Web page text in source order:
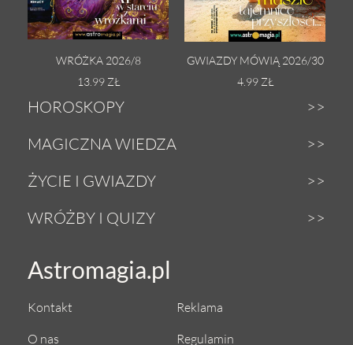
WRÓŻKA 2026/8
13.99 ZŁ
GWIAZDY MÓWIĄ 2026/30
4.99 ZŁ
HOROSKOPY
Dzienny
Tygodniowy
Roczny
MAGICZNA WIEDZA
Zodiak
Astrologia
Numerologia
Anioły
Magia
ŻYCIE I GWIAZDY
Gwiazdy
Zdrowie i uroda
Astrokuchnia
Praca i pieniądze
WRÓŻBY I QUIZY
Magiczna kula
Sekshoroskop
Astromagia.pl
Kontakt Reklama
O nas Regulamin